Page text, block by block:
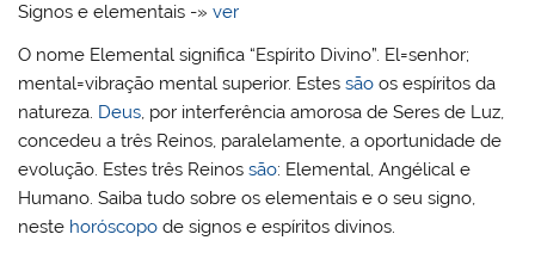
Signos e elementais -»ver
O nome Elemental significa “Espírito Divino”. El=senhor;
mental=vibração mental superior. Estessão os espíritos da
natureza. Deus, por interferência amorosa de Seres de Luz,
concedeu a três Reinos, paralelamente, a oportunidade de
evolução. Estes três Reinossão: Elemental, Angélical e
Humano. Saiba tudo sobre os elementais e o seu signo,
neste horóscopo de signos e espíritos divinos.